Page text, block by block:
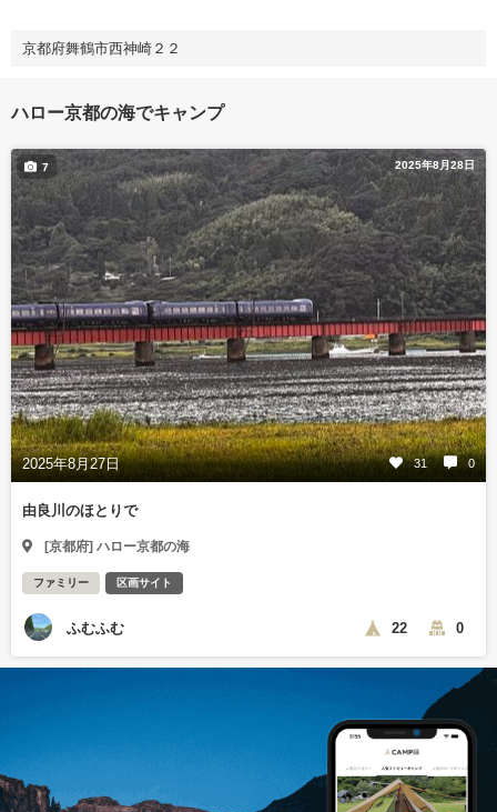
京都府舞鶴市西神崎２２
ハロー京都の海でキャンプ
2025年8月28日
2025年8月27日 31 0
7
由良川のほとりで
[京都府] ハロー京都の海
ファミリー 区画サイト
ふむふむ 22 0